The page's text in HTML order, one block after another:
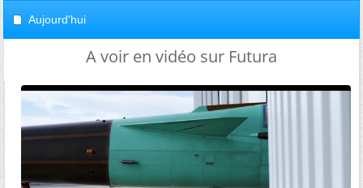
Aujourd'hui
A voir en vidéo sur Futura